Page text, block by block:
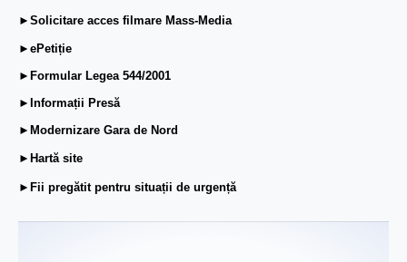
►Solicitare acces filmare Mass-Media
►ePetiție
►Formular Legea 544/2001
►Informații Presă
►Modernizare Gara de Nord
►Hartă site
►Fii pregătit pentru situații de urgență